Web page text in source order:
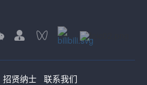
招贤纳士 联系我们